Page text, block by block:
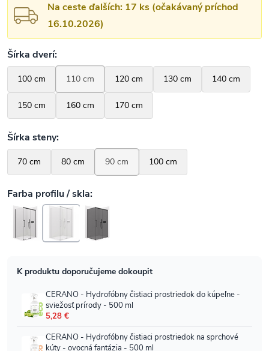
Na ceste ďalších: 17 ks (očakávaný príchod
16.10.2026)